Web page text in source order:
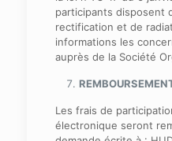
participants disposent
rectification et de
informations les
auprès de la Société
Les frais de
électronique seront